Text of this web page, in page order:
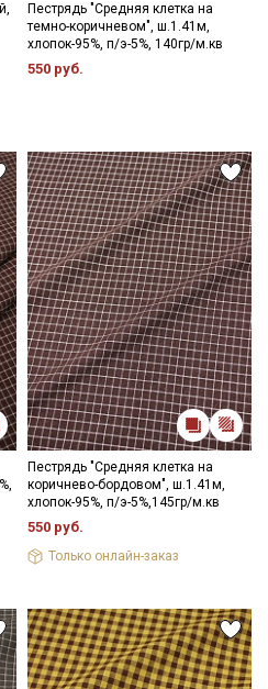
Пестрядь "Средняя клетка на
темно-коричневом", ш.1.41м,
хлопок-95%, п/э-5%, 140гр/м.кв
550 руб.
Пестрядь "Средняя клетка на
коричнево-бордовом", ш.1.41м,
хлопок-95%, п/э-5%,145гр/м.кв
550 руб.
Только онлайн-заказ